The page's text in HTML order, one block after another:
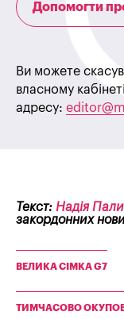
Допомогти
Ви можете
власному
адресу:
Текст: Надія
закордонних
ВЕЛИКА СІМКА G7
ТИМЧАСОВО